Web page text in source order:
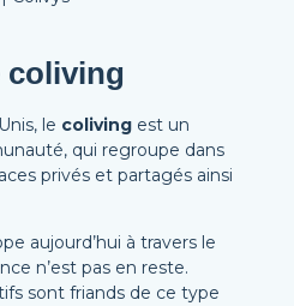
coliving
le coliving est un
qui regroupe dans
privés et partagés ainsi
aujourd’hui à travers le
n’est pas en reste.
sont friands de ce type